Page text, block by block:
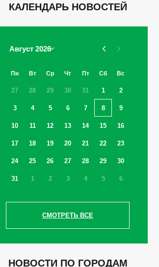
КАЛЕНДАРЬ НОВОСТЕЙ
Август 2026
Пн Вт Ср Чт Пт Сб Вс
27 28 29 30 31 1 2
3 4 5 6 7 8 9
10 11 12 13 14 15 16
17 18 19 20 21 22 23
24 25 26 27 28 29 30
31 1 2 3 4 5 6
СМОТРЕТЬ ВСЕ
НОВОСТИ ПО ГОРОДАМ